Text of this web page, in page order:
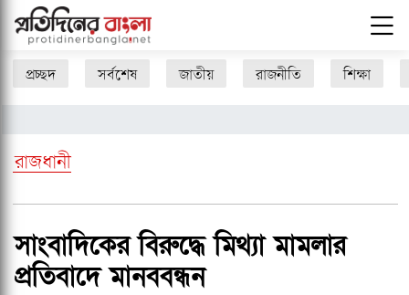
প্রচ্ছদ সর্বশেষ জাতীয় রাজনীতি শিক্ষা
রাজধানী
সাংবাদিকের বিরুদ্ধে মিথ্যা মামলার
প্রতিবাদে মানববন্ধন